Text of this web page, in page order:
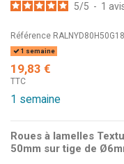
5/5 - 1
Référence
1 semaine
19,83 €
TTC
1 semaine
Roues à lamelles
50mm sur tige de